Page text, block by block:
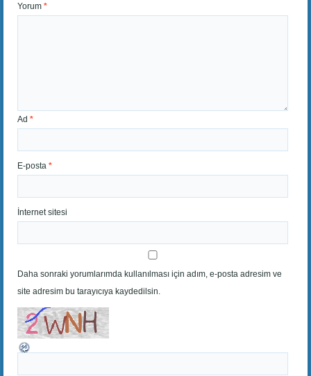
Yorum*
Ad*
E-posta*
İnternet sitesi
Daha sonraki yorumlarımda kullanılması için adım, e-posta adresim ve
site adresim bu tarayıcıya kaydedilsin.